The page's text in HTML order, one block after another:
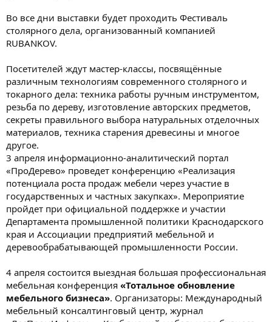
Во все дни выставки будет проходить Фестиваль
столярного дела, организованный компанией
RUBANKOV.
Посетителей ждут мастер-классы, посвящённые
различным технологиям современного столярного и
токарного дела: техника работы ручным инструментом,
резьба по дереву, изготовление авторских предметов,
секреты правильного выбора натуральных отделочных
материалов, техника старения древесины и многое
другое.
3 апреля информационно-аналитический портал
«ПроДерево» проведет конференцию «Реализация
потенциала роста продаж мебели через участие в
государственных и частных закупках». Мероприятие
пройдет при официальной поддержке и участии
Департамента промышленной политики Краснодарского
края и Ассоциации предприятий мебельной и
деревообрабатывающей промышленности России.
4 апреля состоится выездная большая профессиональная
мебельная конференция «Тотальное обновление
мебельного бизнеса». Организаторы: Международный
мебельный консалтинговый центр, журнал